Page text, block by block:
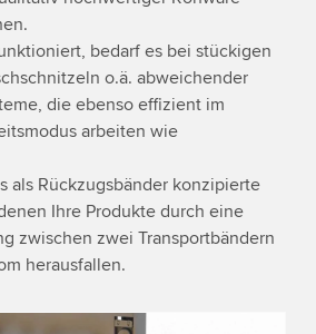
bedarf es bei stückigen
o.ä. abweichender
die ebenso effizient im
arbeiten wie
als Rückzugsbänder konzipierte
Ihre Produkte durch eine
zwischen zwei Transportbändern
herausfallen.